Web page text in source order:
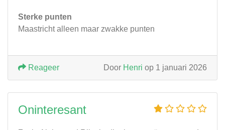
Sterke punten
Maastricht alleen maar zwakke punten
Door Henri op 1 januari 2026
Reageer
Oninteresant